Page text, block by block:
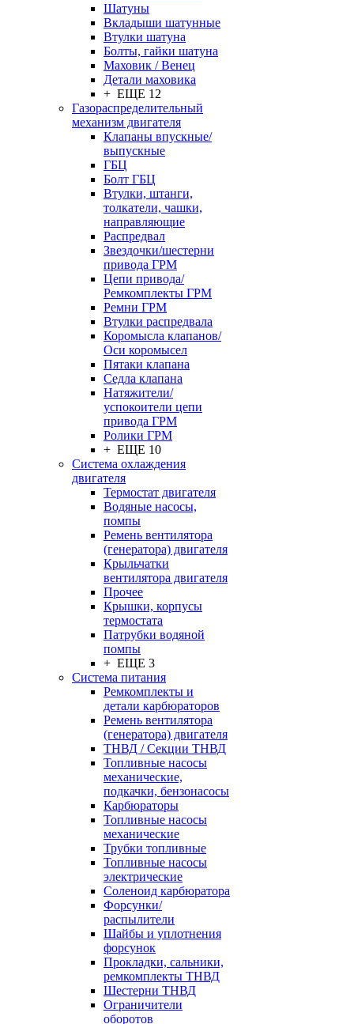
Шатуны
Вкладыши шатунные
Втулки шатуна
Болты, гайки шатуна
Маховик / Венец
Детали маховика
+ ЕЩЕ 12
Газораспределительный
механизм двигателя
Клапаны впускные/
выпускные
ГБЦ
Болт ГБЦ
Втулки, штанги,
толкатели, чашки,
направляющие
Распредвал
Звездочки/шестерни
привода ГРМ
Цепи привода/
Ремкомплекты ГРМ
Ремни ГРМ
Втулки распредвала
Коромысла клапанов/
Оси коромысел
Пятаки клапана
Седла клапана
Натяжители/
успокоители цепи
привода ГРМ
Ролики ГРМ
+ ЕЩЕ 10
Система охлаждения
двигателя
Термостат двигателя
Водяные насосы,
помпы
Ремень вентилятора
(генератора) двигателя
Крыльчатки
вентилятора двигателя
Прочее
Крышки, корпусы
термостата
Патрубки водяной
помпы
+ ЕЩЕ 3
Система питания
Ремкомплекты и
детали карбюраторов
Ремень вентилятора
(генератора) двигателя
ТНВД / Секции ТНВД
Топливные насосы
механические,
подкачки, бензонасосы
Карбюраторы
Топливные насосы
механические
Трубки топливные
Топливные насосы
электрические
Соленоид карбюратора
Форсунки/
распылители
Шайбы и уплотнения
форсунок
Прокладки, сальники,
ремкомплекты ТНВД
Шестерни ТНВД
Ограничители
оборотов